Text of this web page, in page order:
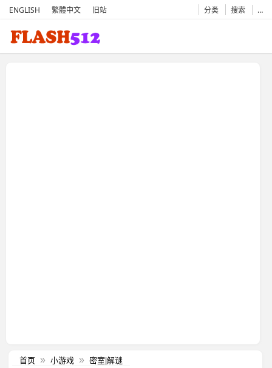
ENGLISH 繁體中文 旧站 分类 搜索 …
首页 » 小游戏 » 密室|解谜